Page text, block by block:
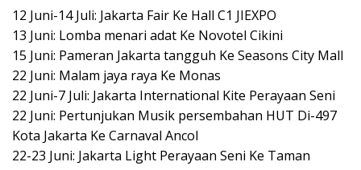
12 Juni-14 Juli: Jakarta Fair Ke Hall C1 JIEXPO
13 Juni: Lomba menari adat Ke Novotel Cikini
15 Juni: Pameran Jakarta tangguh Ke Seasons City Mall
22 Juni: Malam jaya raya Ke Monas
22 Juni-7 Juli: Jakarta International Kite Perayaan Seni
22 Juni: Pertunjukan Musik persembahan HUT Di-497
Kota Jakarta Ke Carnaval Ancol
22-23 Juni: Jakarta Light Perayaan Seni Ke Taman